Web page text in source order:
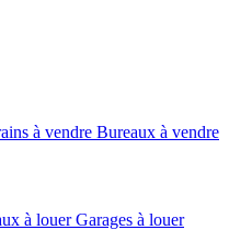
à vendre Bureaux à vendre
à louer Garages à louer